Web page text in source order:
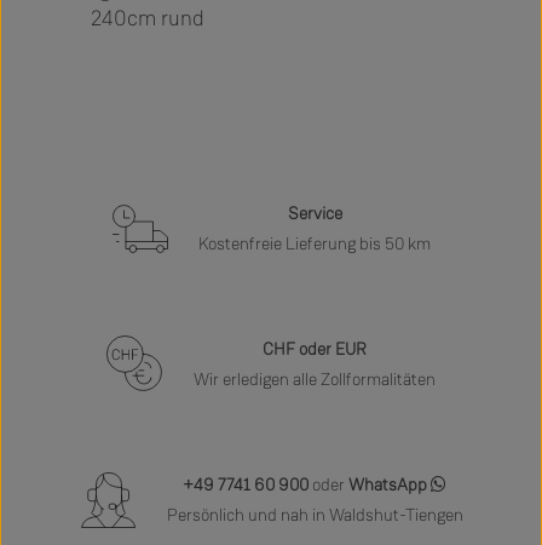
240cm rund
Service
Kostenfreie Lieferung bis 50 km
CHF oder EUR
Wir erledigen alle Zollformalitäten
+49 7741 60 900 oder WhatsApp
Persönlich und nah in Waldshut-Tiengen